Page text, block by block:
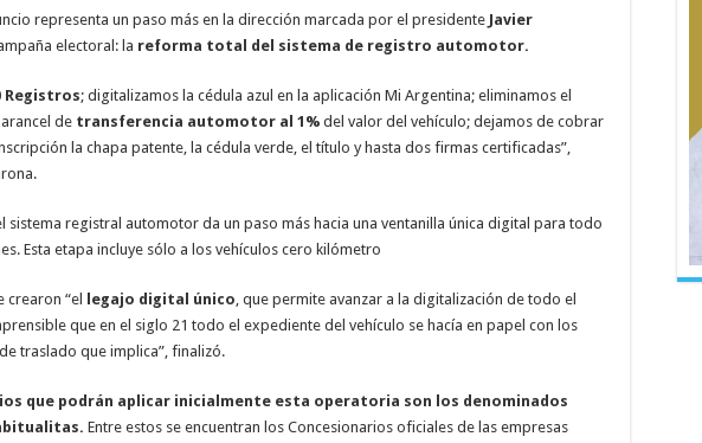
representa un paso más en la dirección marcada por el presidente Javier
electoral: la reforma total del sistema de registro automotor.
Registros; digitalizamos la cédula azul en la aplicación Mi Argentina; eliminamos el
de transferencia automotor al 1% del valor del vehículo; dejamos de cobrar
la chapa patente, la cédula verde, el título y hasta dos firmas certificadas”,
sistema registral automotor da un paso más hacia una ventanilla única digital para todo
Esta etapa incluye sólo a los vehículos cero kilómetro
crearon “el legajo digital único, que permite avanzar a la digitalización de todo el
que en el siglo 21 todo el expediente del vehículo se hacía en papel con los
traslado que implica”, finalizó.
que podrán aplicar inicialmente esta operatoria son los denominados
Entre estos se encuentran los Concesionarios oficiales de las empresas